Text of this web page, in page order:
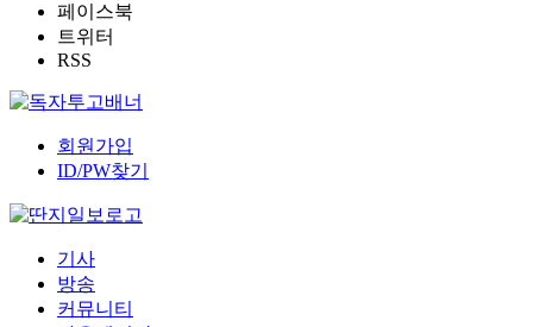
페이스북
트위터
RSS
회원가입
ID/PW찾기
기사
방송
커뮤니티